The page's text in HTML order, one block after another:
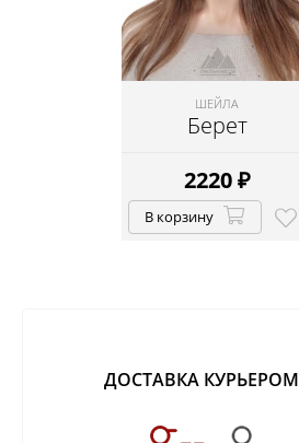
ШЕЙЛА
Берет
2220₽
В корзину
ДОСТАВКА КУРЬЕРОМ